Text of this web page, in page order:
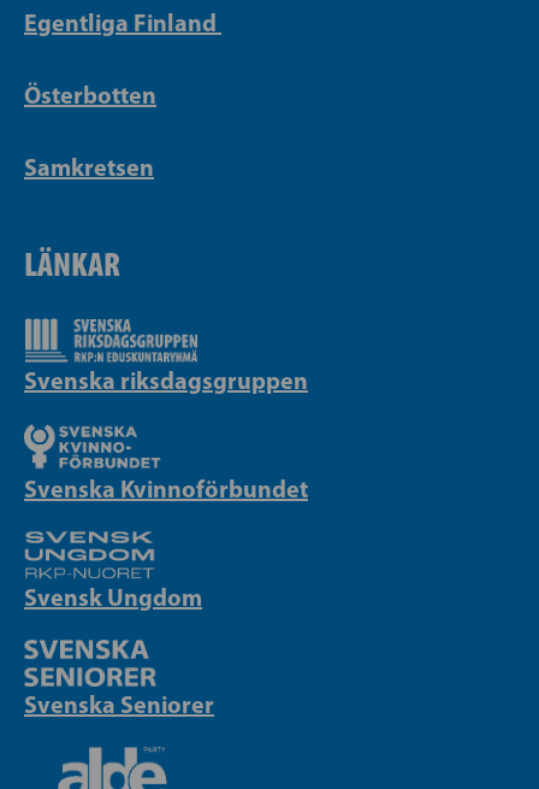
Egentliga Finland
Österbotten
Samkretsen
LÄNKAR
Svenska riksdagsgruppen
Svenska Kvinnoförbundet
Svensk Ungdom
Svenska Seniorer